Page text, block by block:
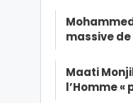
massive
Maati
l’Homme